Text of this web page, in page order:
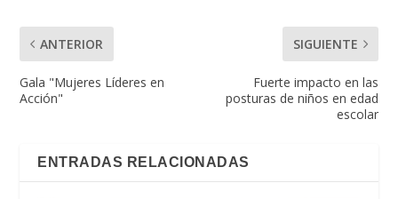
ANTERIOR
Gala "Mujeres Líderes en
Acción"
SIGUIENTE
Fuerte impacto en las
posturas de niños en edad
escolar
ENTRADAS RELACIONADAS